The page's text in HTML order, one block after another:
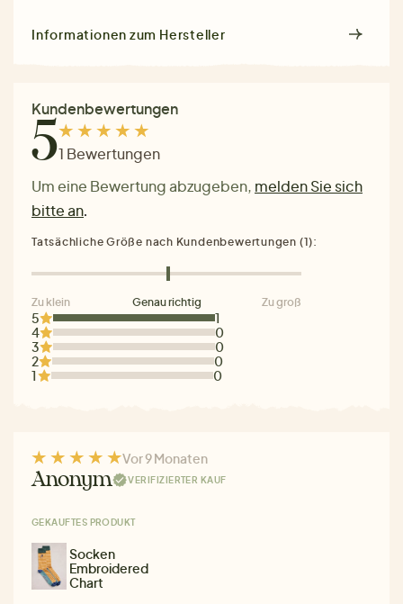
Informationen zum Hersteller
Kundenbewertungen
51 Bewertungen
Um eine Bewertung abzugeben, melden Sie sich
bitte an.
5
1
4
0
3
0
2
0
1
0
Tatsächliche Größe nach Kundenbewertungen (1):
Zu klein Genau richtig Zu groß
Vor 9 Monaten
Anonym VERIFIZIERTER KAUF
GEKAUFTES PRODUKT
Socken
Embroidered
Chart